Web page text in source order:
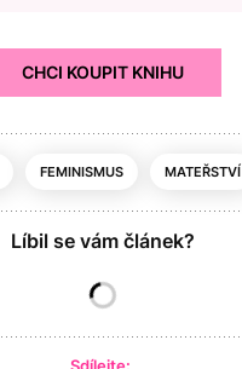
CHCI KOUPIT KNIHU
FEMINISMUS MATEŘSTVÍ
Líbil se vám článek?